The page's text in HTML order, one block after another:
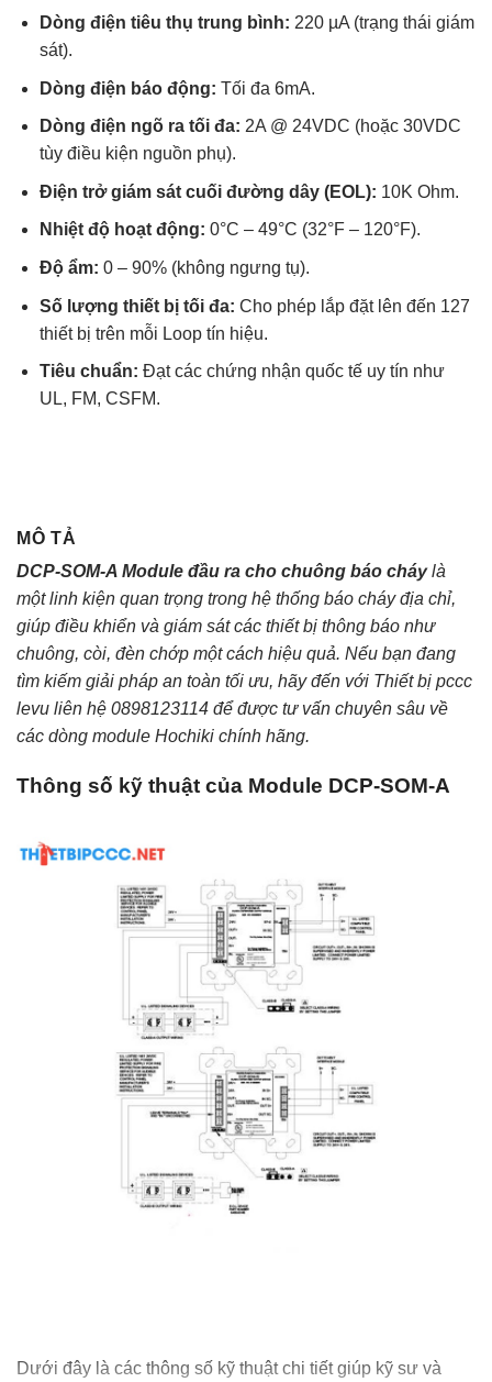
Dòng điện tiêu thụ trung bình: 220 µA (trạng thái giám
sát).
Dòng điện báo động: Tối đa 6mA.
Dòng điện ngõ ra tối đa: 2A @ 24VDC (hoặc 30VDC
tùy điều kiện nguồn phụ).
Điện trở giám sát cuối đường dây (EOL): 10K Ohm.
Nhiệt độ hoạt động: 0°C – 49°C (32°F – 120°F).
Độ ẩm: 0 – 90% (không ngưng tụ).
Số lượng thiết bị tối đa: Cho phép lắp đặt lên đến 127
thiết bị trên mỗi Loop tín hiệu.
Tiêu chuẩn: Đạt các chứng nhận quốc tế uy tín như
UL, FM, CSFM.
MÔ TẢ
DCP-SOM-A Module đầu ra cho chuông báo cháylà
một linh kiện quan trọng trong hệ thống báo cháy địa chỉ,
giúp điều khiển và giám sát các thiết bị thông báo như
chuông, còi, đèn chớp một cách hiệu quả. Nếu bạn đang
tìm kiếm giải pháp an toàn tối ưu, hãy đến với Thiết bị pccc
levu liên hệ 0898123114 để được tư vấn chuyên sâu về
các dòng module Hochiki chính hãng.
Thông số kỹ thuật của Module DCP-SOM-A
Dưới đây là các thông số kỹ thuật chi tiết giúp kỹ sư và